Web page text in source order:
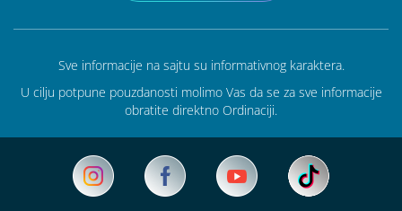
Sve informacije na sajtu su informativnog karaktera.
U cilju potpune pouzdanosti molimo Vas da se za sve informacije
obratite direktno Ordinaciji.